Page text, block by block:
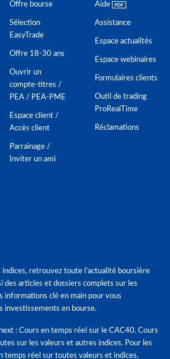
Offre bourse
Sélection
EasyTrade
Offre 18-30 ans
Ouvrir un
compte-titres /
PEA / PEA-PME
Espace client /
Accès client
Parrainage /
Inviter un ami
Aide
Assistance
Espace actualités
Espace webinaires
Formulaires clients
Outil de trading
ProRealTime
Réclamations
indices, retrouvez toute l'actualité boursière
des articles et dossiers complets sur les
informations clé en main pour vous
investissements en bourse.
: Cours en temps réel sur le CAC40. Cours
sur les valeurs et autres indices. Pour les
temps réel sur toutes valeurs et indices.